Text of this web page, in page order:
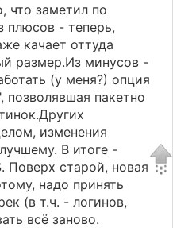
что заметил по
плюсов - теперь,
качает оттуда
размер.Из минусов -
(у меня?) опция
пакетно
изменения
В итоге -
Поверх старой, новая
надо принять
(в т.ч. - логинов,
всё заново.